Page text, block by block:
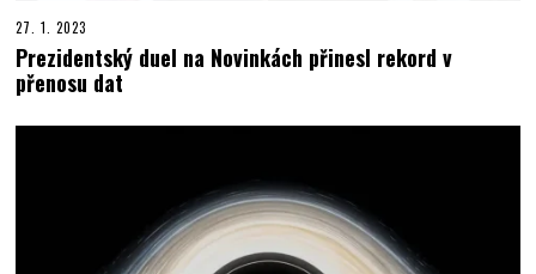
27. 1. 2023
Prezidentský duel na Novinkách přinesl rekord v
přenosu dat